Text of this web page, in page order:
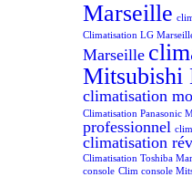
Marseille
Climatisation LG
Marseille
Mitsubishi
climatisation
Climatisation Panasonic
professionnel
climatisation
Climatisation Toshiba
console Clim console